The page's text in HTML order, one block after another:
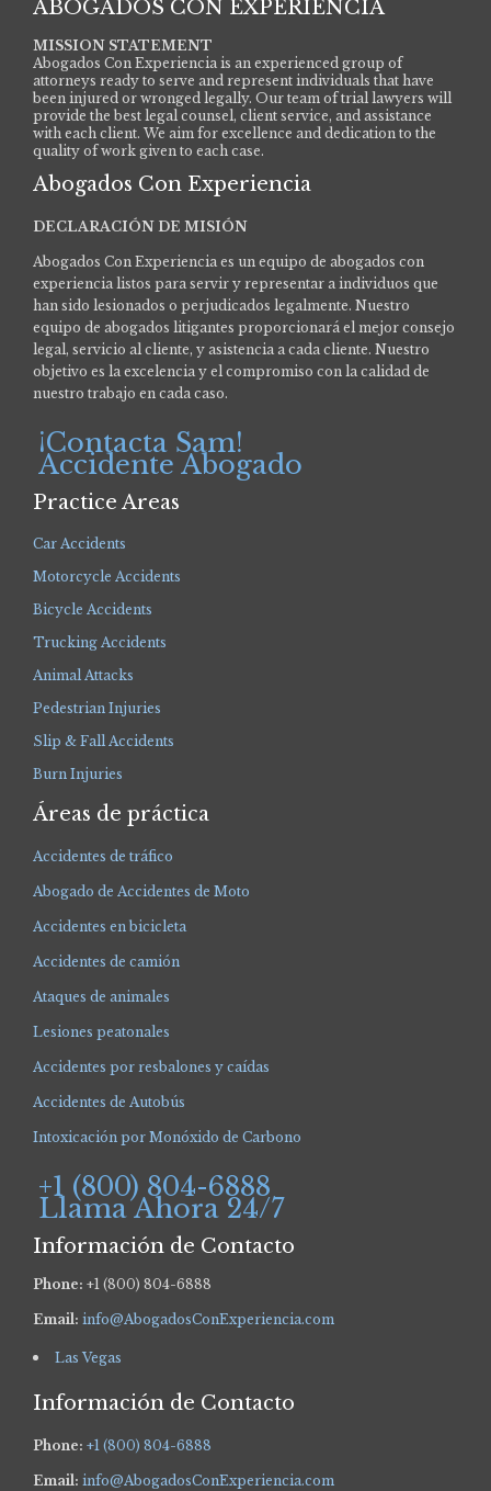
ABOGADOS CON EXPERIENCIA
MISSION STATEMENT
Abogados Con Experiencia is an experienced group of
attorneys ready to serve and represent individuals that have
been injured or wronged legally. Our team of trial lawyers will
provide the best legal counsel, client service, and assistance
with each client. We aim for excellence and dedication to the
quality of work given to each case.
Abogados Con Experiencia
DECLARACIÓN DE MISIÓN
Abogados Con Experiencia es un equipo de abogados con
experiencia listos para servir y representar a individuos que
han sido lesionados o perjudicados legalmente. Nuestro
equipo de abogados litigantes proporcionará el mejor consejo
legal, servicio al cliente, y asistencia a cada cliente. Nuestro
objetivo es la excelencia y el compromiso con la calidad de
nuestro trabajo en cada caso.
¡Contacta Sam!
Accidente Abogado
Practice Areas
Car Accidents
Motorcycle Accidents
Bicycle Accidents
Trucking Accidents
Animal Attacks
Pedestrian Injuries
Slip & Fall Accidents
Burn Injuries
Áreas de práctica
Accidentes de tráfico
Abogado de Accidentes de Moto
Accidentes en bicicleta
Accidentes de camión
Ataques de animales
Lesiones peatonales
Accidentes por resbalones y caídas
Accidentes de Autobús
Intoxicación por Monóxido de Carbono
+1 (800) 804-6888
Llama Ahora 24/7
Información de Contacto
Phone: +1 (800) 804-6888
Email: info@AbogadosConExperiencia.com
Las Vegas
Información de Contacto
Phone: +1 (800) 804-6888
Email: info@AbogadosConExperiencia.com